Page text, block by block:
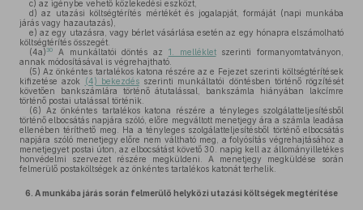
c) az igénybe vehető közlekedési eszközt,
d) az utazási költségtérítés mértékét és jogalapját, formáját (napi munkába
járás vagy hazautazás),
e) az egy utazásra, vagy bérlet vásárlása esetén az egy hónapra elszámolható
költségtérítés összegét.
(4a) 30 A munkáltatói döntés az 1. mellékletszerinti formanyomtatványon,
annak módosításával is végrehajtható.
(5) Az önkéntes tartalékos katona részére az e Fejezet szerinti költségtérítések
kifizetése azok
(4) bekezdésszerinti munkáltatói döntésben történő rögzítését
követően bankszámlára történő átutalással, bankszámla hiányában lakcímre
történő postai utalással történik.
(6) Az önkéntes tartalékos katona részére a tényleges szolgálatteljesítésből
történő elbocsátás napjára szóló, előre megváltott menetjegy ára a számla leadása
ellenében téríthető meg. Ha a tényleges szolgálatteljesítésből történő elbocsátás
napjára szóló menetjegy előre nem váltható meg, a folyósítás végrehajtásához a
menetjegyet postai úton, az elbocsátást követő 30. napig kell az állományilletékes
honvédelmi szervezet részére megküldeni. A menetjegy megküldése során
felmerülő postaköltségek az önkéntes tartalékos katonát terhelik.
6. A munkába járás során felmerülő helyközi utazási költségek megtérítése